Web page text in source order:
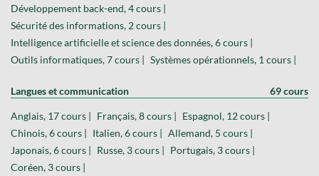
Développement back-end, 4 cours |
Sécurité des informations, 2 cours |
Intelligence artificielle et science des données, 6 cours |
Outils informatiques, 7 cours | Systèmes opérationnels, 1 cours |
Langues et communication 69 cours
Anglais, 17 cours | Français, 8 cours | Espagnol, 12 cours |
Chinois, 6 cours | Italien, 6 cours | Allemand, 5 cours |
Japonais, 6 cours | Russe, 3 cours | Portugais, 3 cours |
Coréen, 3 cours |